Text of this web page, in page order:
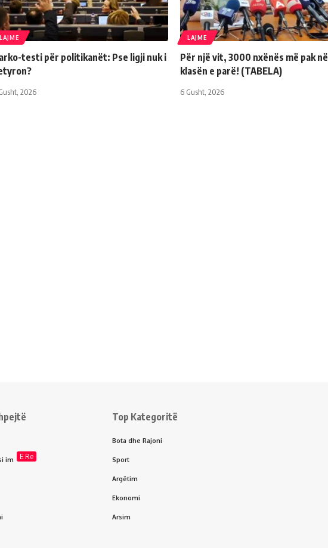
LAJME
testi për politikanët: Pse ligji nuk i
2026
LAJME
Për një vit, 3000 nxënës më pak në
klasën e parë! (TABELA)
6 Gusht, 2026
im E Re
Top Kategoritë
Bota dhe Rajoni
Sport
Argëtim
Ekonomi
Arsim